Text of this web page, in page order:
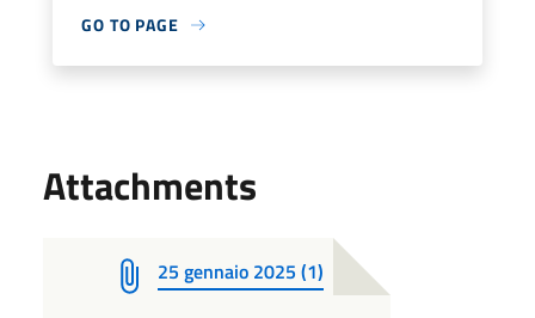
GO TO PAGE
Attachments
25 gennaio 2025 (1)